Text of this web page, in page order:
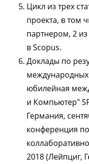
Цикл из трех
проекта, в том
партнером, 2
в Scopus.
Доклады по
юбилейная
и Компьютер"
Германия,
конференция
2018 (Лейпциг,